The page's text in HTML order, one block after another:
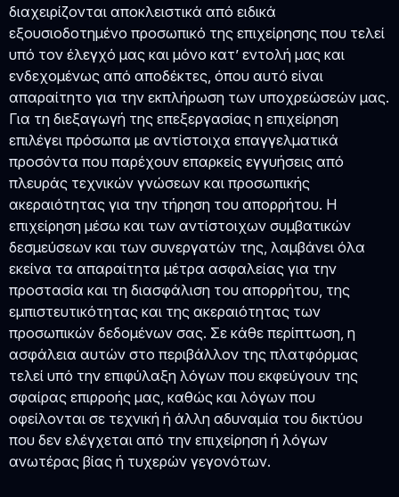
διαχειρίζονται αποκλειστικά από ειδικά
εξουσιοδοτημένο προσωπικό της επιχείρησης που τελεί
υπό τον έλεγχό μας και μόνο κατ’ εντολή μας και
ενδεχομένως από αποδέκτες, όπου αυτό είναι
απαραίτητο για την εκπλήρωση των υποχρεώσεών μας.
Για τη διεξαγωγή της επεξεργασίας η επιχείρηση
επιλέγει πρόσωπα με αντίστοιχα επαγγελματικά
προσόντα που παρέχουν επαρκείς εγγυήσεις από
πλευράς τεχνικών γνώσεων και προσωπικής
ακεραιότητας για την τήρηση του απορρήτου. Η
επιχείρηση μέσω και των αντίστοιχων συμβατικών
δεσμεύσεων και των συνεργατών της, λαμβάνει όλα
εκείνα τα απαραίτητα μέτρα ασφαλείας για την
προστασία και τη διασφάλιση του απορρήτου, της
εμπιστευτικότητας και της ακεραιότητας των
προσωπικών δεδομένων σας. Σε κάθε περίπτωση, η
ασφάλεια αυτών στο περιβάλλον της πλατφόρμας
τελεί υπό την επιφύλαξη λόγων που εκφεύγουν της
σφαίρας επιρροής μας, καθώς και λόγων που
οφείλονται σε τεχνική ή άλλη αδυναμία του δικτύου
που δεν ελέγχεται από την επιχείρηση ή λόγων
ανωτέρας βίας ή τυχερών γεγονότων.